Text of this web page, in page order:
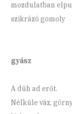
mozdulatban
szikrázó gomoly
gyász
A düh ad erőt.
Nélküle váz,